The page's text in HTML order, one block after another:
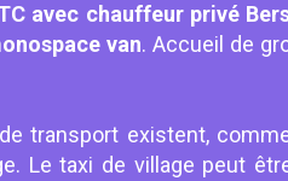
avec chauffeur privé
van. Accueil de
transport existent,
Le taxi de village peut